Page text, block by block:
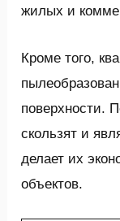
жилых и
Кроме того,
поверхности.
скользят и
делает их
объектов.